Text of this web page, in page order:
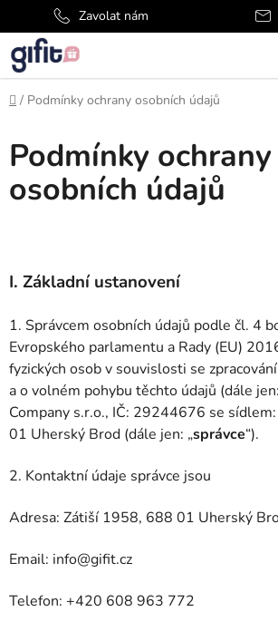
na
obsah
Zavolat nám
Domů
/ Podmínky ochrany osobních údajů
Podmínky ochrany
osobních údajů
I. Základní ustanovení
1. Správcem osobních údajů podle čl. 4
Evropského parlamentu a Rady (EU)
fyzických osob v souvislosti se
a o volném pohybu těchto údajů (dále
Company s.r.o., IČ: 29244676 se
01 Uherský Brod (dále jen: „správce“).
2. Kontaktní údaje správce jsou
Adresa: Zátiší 1958, 688 01 Uherský
Email: info@gifit.cz
Telefon: +420 608 963 772